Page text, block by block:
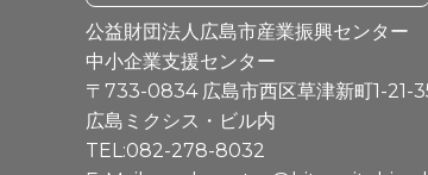
公益財団法人広島市産業振興センター
中小企業支援センター
〒733-0834 広島市西区草津新町1-21-
広島ミクシス・ビル内
TEL:082-278-8032